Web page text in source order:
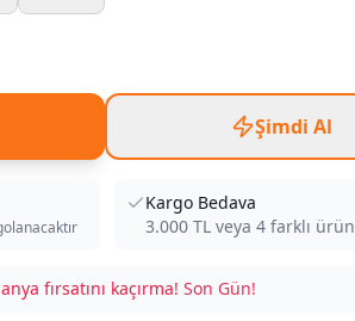
Şimdi Al
Kargo Bedava
3.000 TL veya 4 farklı ürün
fırsatını kaçırma! Son Gün!